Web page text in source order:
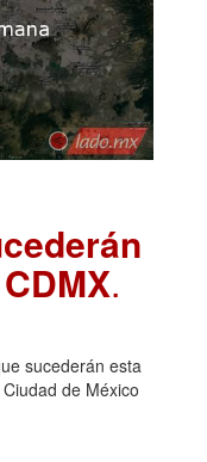
.
sucederán esta
de México